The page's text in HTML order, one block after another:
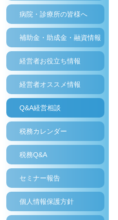
病院・診療所の皆様へ
補助金・助成金・融資情報
経営者お役立ち情報
経営者オススメ情報
Q&A経営相談
税務カレンダー
税務Q&A
セミナー報告
個人情報保護方針